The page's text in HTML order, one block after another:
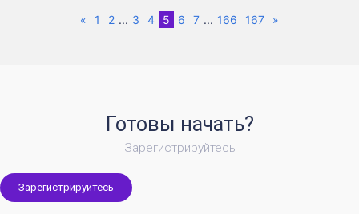
« Previous
1 2 ... 3 4 5 (current)
6 7 ... 166 167 »
Готовы начать?
Зарегистрируйтесь
Зарегистрируйтесь